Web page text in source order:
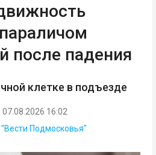
после падения
клетке в подъезде
07.08.2026 16:02
Подмосковья"